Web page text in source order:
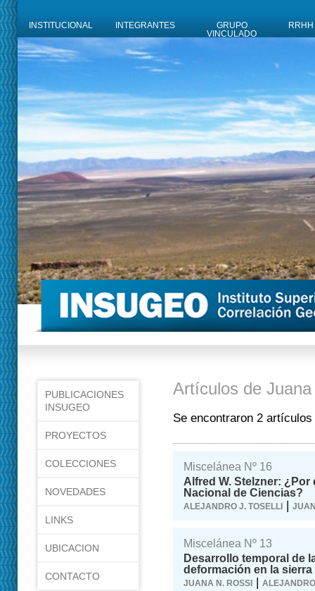
INSTITUCIONAL INTEGRANTES
GRUPO
VINCULADO
RRHH
PUBLICACIONES
INSUGEO
PROYECTOS
COLECCIONES
NOVEDADES
LINKS
UBICACION
CONTACTO
Artículos de
Se encontraron 2
Miscelánea Nº 16
Alfred W. Stelzner:
Nacional de Ciencias?
ALEJANDRO J. TOSELLI |
Miscelánea Nº 13
Desarrollo temporal de
deformación en la sierra
JUANA N. ROSSI |